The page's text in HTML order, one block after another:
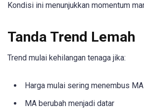
Kondisi ini menunjukkan momentum
Tanda Trend Lemah
Trend mulai kehilangan tenaga jika:
Harga mulai sering menembus MA
MA berubah menjadi datar